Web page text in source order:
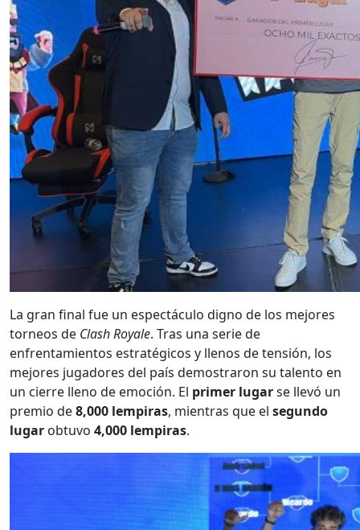
La gran final fue un espectáculo digno de los mejores
torneos de Clash Royale. Tras una serie de
enfrentamientos estratégicos y llenos de tensión, los
mejores jugadores del país demostraron su talento en
un cierre lleno de emoción. El primer lugarse llevó un
premio de8,000 lempiras, mientras que el segundo
lugar obtuvo 4,000 lempiras.